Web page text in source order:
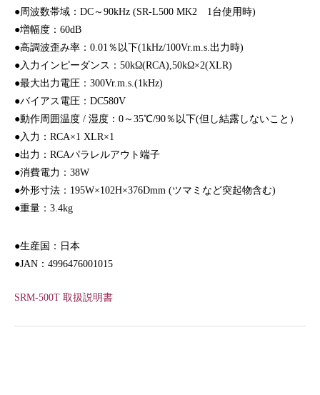
●周波数帯域：DC～90kHz (SR-L500 MK2 1台使用時)
●増幅度：60dB
●高調波歪み率：0.01％以下(1kHz/100Vr.m.s.出力時)
●入力インピーダンス：50kΩ(RCA),50kΩ×2(XLR)
●最大出力電圧：300Vr.m.s.(1kHz)
●バイアス電圧：DC580V
●動作周囲温度 / 湿度：0～35℃/90％以下(但し結露しないこと）
●入力：RCA×1 XLR×1
●出力：RCAパラレルアウト端子
●消費電力：38W
●外形寸法：195W×102H×376Dmm (ツマミなど突起物含む)
●重量：3.4kg
●生産国：日本
●JAN：4996476001015
SRM-500T 取扱説明書